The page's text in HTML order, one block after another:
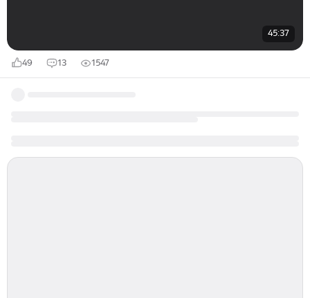
45:37
49 13 1547